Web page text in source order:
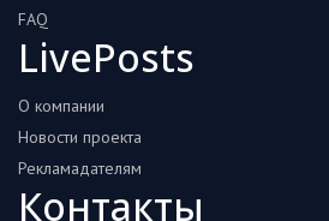
Разное
Работа и бизнес
Животные
Еда и напитки
FAQ
LivePosts
О компании
Новости проекта
Рекламадателям
Контакты